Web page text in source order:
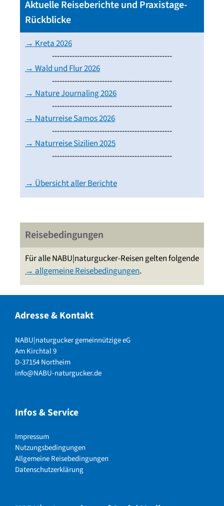
Aktuelle Reiseberichte und Praxistage-
Rückblicke
→ Kreta 2026
------------------------------------------------
→ Wald und Flur 2026
------------------------------------------------
→ Nature Journaling 2026
------------------------------------------------
→ Naturreise Samos 2026
------------------------------------------------
→ Naturreise Sizilien 2025
------------------------------------------------
→ Übersicht aller Berichte
Reisebedingungen
Für alle NABU|naturgucker-Reisen gelten folgende
→ allgemeine Reisebedingungen.
Adresse & Kontakt
NABU|naturgucker gemeinnützige eG
Am Kirchtal 9
D-37154 Northeim
info@NABU-naturgucker.de
Infos & Service
Impressum
Nutzungsbedingungen
Allgemeine Reisebedingungen
Datenschutzerklärung